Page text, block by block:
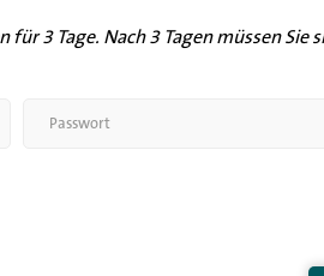
3 Tage. Nach 3 Tagen müssen Sie